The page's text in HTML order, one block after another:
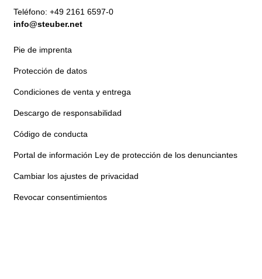
Teléfono: +49 2161 6597-0
info@steuber.net
Pie de imprenta
Protección de datos
Condiciones de venta y entrega
Descargo de responsabilidad
Código de conducta
Portal de información Ley de protección de los denunciantes
Cambiar los ajustes de privacidad
Revocar consentimientos